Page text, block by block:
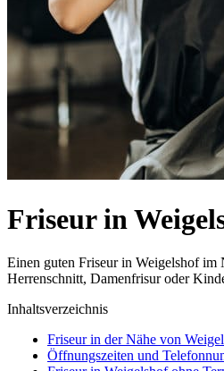
Friseur in
Einen guten Friseur in Weigelshof im
Herrenschnitt, Damenfrisur oder
Inhaltsverzeichnis
Friseur in der Nähe von
Öffnungszeiten und